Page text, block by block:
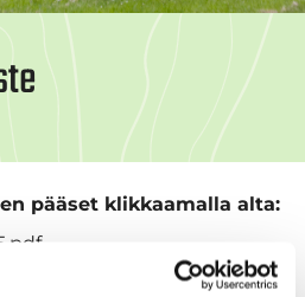
pääset klikkaamalla alta: